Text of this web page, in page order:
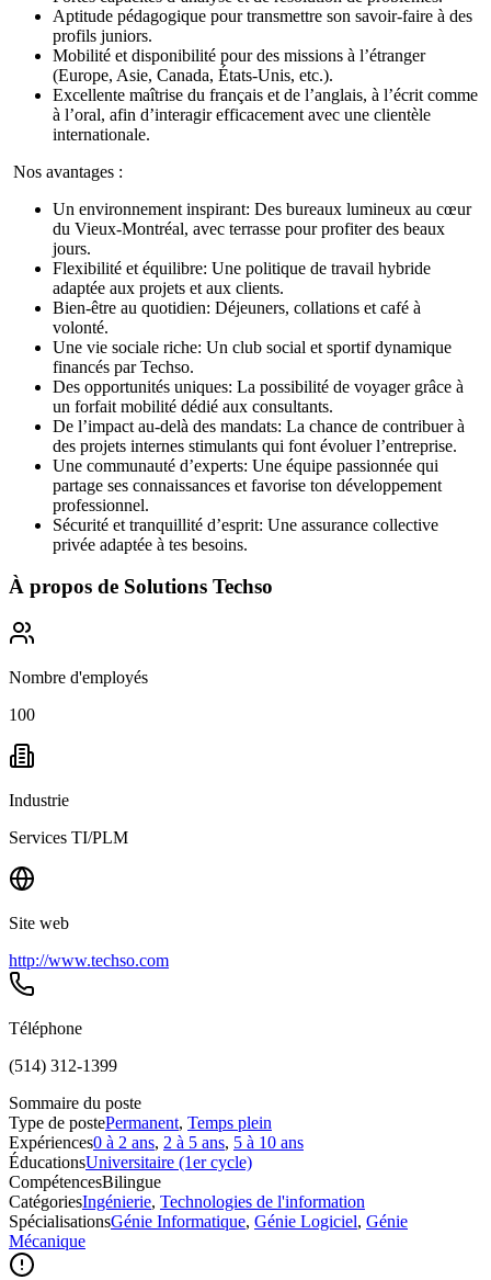
Aptitude pédagogique pour transmettre son savoir-faire à des
profils juniors.
Mobilité et disponibilité pour des missions à l’étranger
(Europe, Asie, Canada, États-Unis, etc.).
Excellente maîtrise du français et de l’anglais, à l’écrit comme
à l’oral, afin d’interagir efficacement avec une clientèle
internationale.
Nos avantages :
Un environnement inspirant: Des bureaux lumineux au cœur
du Vieux-Montréal, avec terrasse pour profiter des beaux
jours.
Flexibilité et équilibre: Une politique de travail hybride
adaptée aux projets et aux clients.
Bien-être au quotidien: Déjeuners, collations et café à
volonté.
Une vie sociale riche: Un club social et sportif dynamique
financés par Techso.
Des opportunités uniques: La possibilité de voyager grâce à
un forfait mobilité dédié aux consultants.
De l’impact au-delà des mandats: La chance de contribuer à
des projets internes stimulants qui font évoluer l’entreprise.
Une communauté d’experts: Une équipe passionnée qui
partage ses connaissances et favorise ton développement
professionnel.
Sécurité et tranquillité d’esprit: Une assurance collective
privée adaptée à tes besoins.
À propos de Solutions Techso
Nombre d'employés
100
Industrie
Services TI/PLM
Site web
http://www.techso.com
Téléphone
(514) 312-1399
Sommaire du poste
Type de postePermanent, Temps plein
Expériences0 à 2 ans, 2 à 5 ans, 5 à 10 ans
ÉducationsUniversitaire (1er cycle)
CompétencesBilingue
CatégoriesIngénierie, Technologies de l'information
SpécialisationsGénie Informatique, Génie Logiciel, Génie
Mécanique